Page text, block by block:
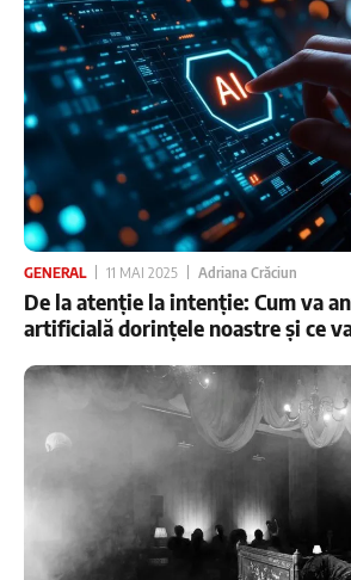
GENERAL 11 MAI 2025 Adriana Crăciun
De la atenție la intenție: Cum va
artificială dorințele noastre și ce